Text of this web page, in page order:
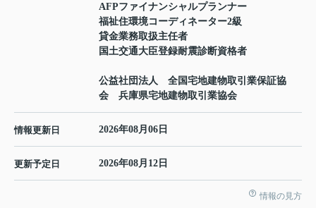
AFPファイナンシャルプランナー
福祉住環境コーディネーター2級
貸金業務取扱主任者
国土交通大臣登録耐震診断資格者
公益社団法人 全国宅地建物取引業保証協
会 兵庫県宅地建物取引業協会
情報更新日 2026年08月06日
更新予定日 2026年08月12日
情報の見方